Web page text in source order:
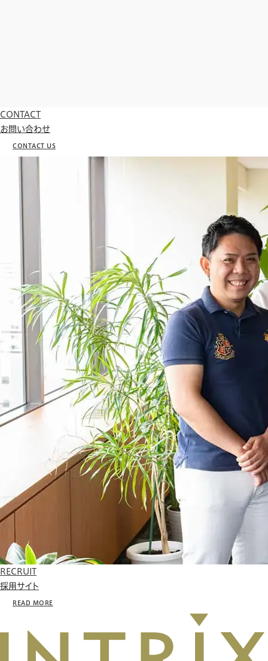
CONTACT
お問い合わせ
CONTACT US
RECRUIT
採用サイト
READ MORE